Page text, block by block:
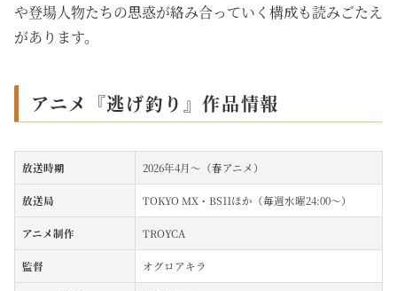
や登場人物たちの思惑が絡み合っていく構成も読みごたえ
があります。
アニメ『逃げ釣り』作品情報
放送時期 2026年4月～（春アニメ）
放送局 TOKYO MX・BS11ほか（毎週水曜24:00～）
アニメ制作 TROYCA
監督 オグロアキラ